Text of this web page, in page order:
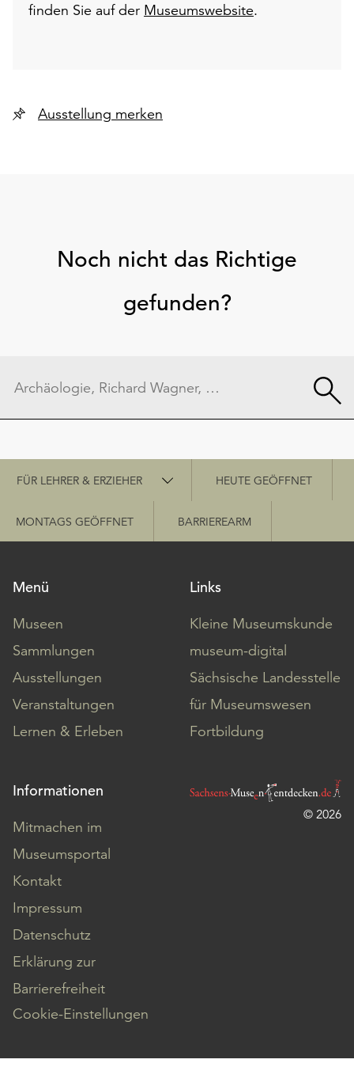
finden Sie auf der Museumswebsite.
Ausstellung merken
Noch nicht das Richtige
gefunden?
Schnellzugriff
FÜR LEHRER & ERZIEHER HEUTE GEÖFFNET
MONTAGS GEÖFFNET BARRIEREARM
Menü
Museen
Sammlungen
Ausstellungen
Veranstaltungen
Lernen & Erleben
Links
Kleine Museumskunde
museum-digital
Sächsische Landesstelle
für Museumswesen
Fortbildung
Informationen
Mitmachen im
Museumsportal
Kontakt
Impressum
Datenschutz
Erklärung zur
Barrierefreiheit
Cookie-Einstellungen
© 2026